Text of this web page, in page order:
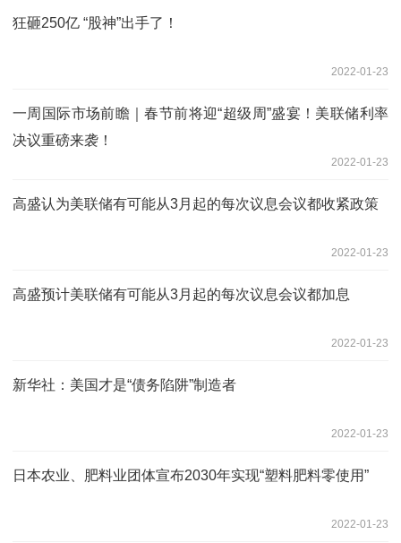
狂砸250亿 “股神”出手了！
2022-01-23
一周国际市场前瞻｜春节前将迎“超级周”盛宴！美联储利率
决议重磅来袭！
2022-01-23
高盛认为美联储有可能从3月起的每次议息会议都收紧政策
2022-01-23
高盛预计美联储有可能从3月起的每次议息会议都加息
2022-01-23
新华社：美国才是“债务陷阱”制造者
2022-01-23
日本农业、肥料业团体宣布2030年实现“塑料肥料零使用”
2022-01-23